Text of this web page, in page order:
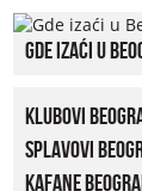
Gde izaći u
Klubovi
Splavovi
Kafane